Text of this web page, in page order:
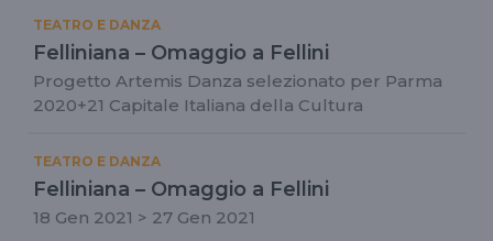
TEATRO E DANZA
Felliniana – Omaggio a Fellini
Progetto Artemis Danza selezionato per Parma
2020+21 Capitale Italiana della Cultura
TEATRO E DANZA
Felliniana – Omaggio a Fellini
18 Gen 2021 > 27 Gen 2021